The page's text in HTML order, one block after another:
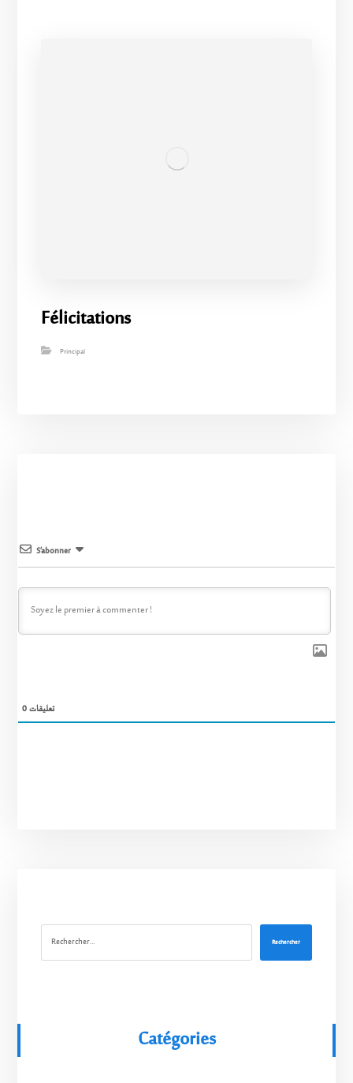
Félicitations
Principal
S’abonner
0تعليقات
Rechercher
Catégories